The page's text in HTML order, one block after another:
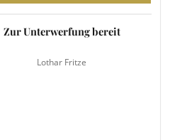
Zur Unterwerfung bereit
Lothar Fritze